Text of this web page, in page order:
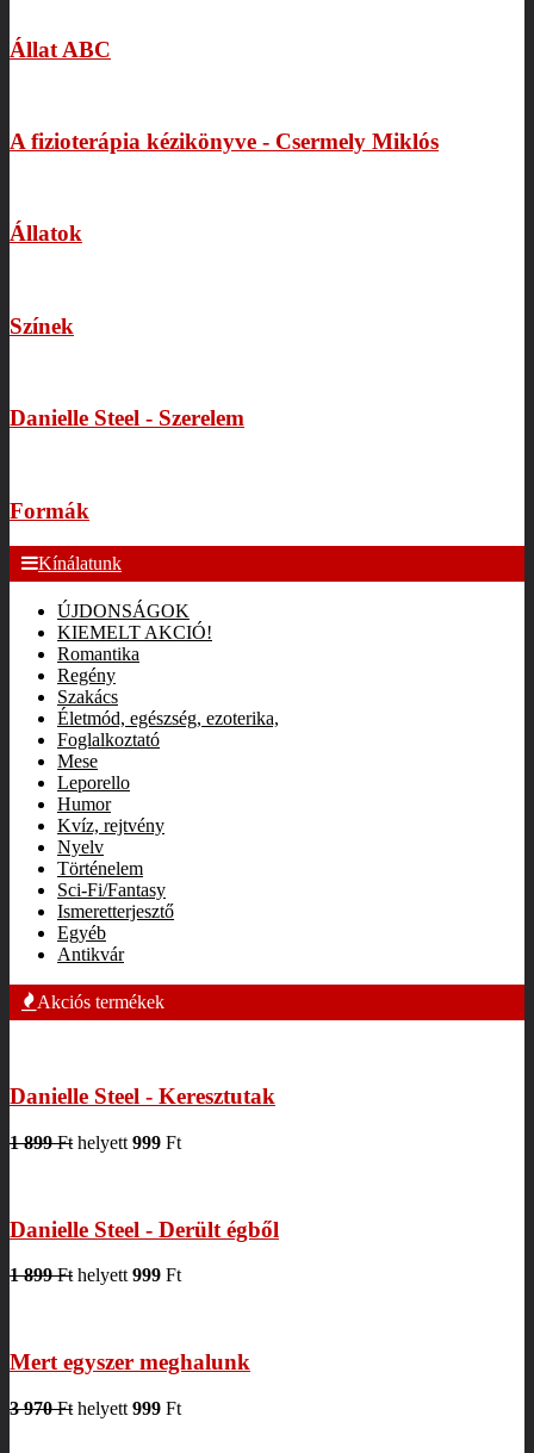
Állat ABC
A fizioterápia kézikönyve - Csermely Miklós
Állatok
Színek
Danielle Steel - Szerelem
Formák
Kínálatunk
ÚJDONSÁGOK
KIEMELT AKCIÓ!
Romantika
Regény
Szakács
Életmód, egészség, ezoterika,
Foglalkoztató
Mese
Leporello
Humor
Kvíz, rejtvény
Nyelv
Történelem
Sci-Fi/Fantasy
Ismeretterjesztő
Egyéb
Antikvár
Akciós termékek
Danielle Steel - Keresztutak
1 899 Ft helyett 999 Ft
Danielle Steel - Derült égből
1 899 Ft helyett 999 Ft
Mert egyszer meghalunk
3 970 Ft helyett 999 Ft